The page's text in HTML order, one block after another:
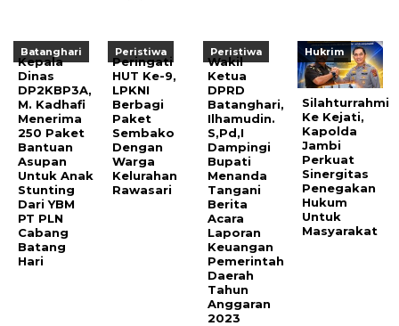
Batanghari
Kepala
Dinas
DP2KBP3A,
M. Kadhafi
Menerima
250 Paket
Bantuan
Asupan
Untuk Anak
Stunting
Dari YBM
PT PLN
Cabang
Batang
Hari
Peristiwa
Peringati
HUT Ke-9,
LPKNI
Berbagi
Paket
Sembako
Dengan
Warga
Kelurahan
Rawasari
Peristiwa
Wakil
Ketua
DPRD
Batanghari,
Ilhamudin.
S,Pd,I
Dampingi
Bupati
Menanda
Tangani
Berita
Acara
Laporan
Keuangan
Pemerintah
Daerah
Tahun
Anggaran
2023
Hukrim
Silahturrahmi
Ke Kejati,
Kapolda
Jambi
Perkuat
Sinergitas
Penegakan
Hukum
Untuk
Masyarakat